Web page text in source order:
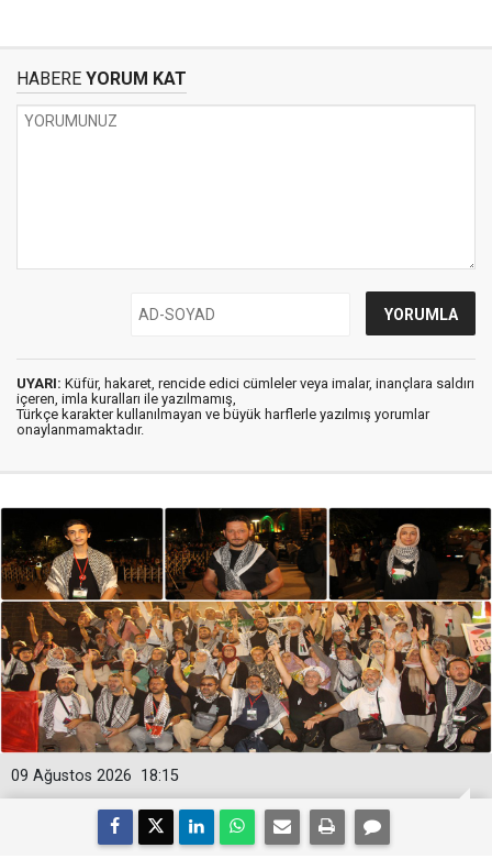
HABERE YORUM KAT
UYARI: Küfür, hakaret, rencide edici cümleler veya imalar, inançlara saldırı
içeren, imla kuralları ile yazılmamış,
Türkçe karakter kullanılmayan ve büyük harflerle yazılmış yorumlar
onaylanmamaktadır.
18:15
09 Ağustos 2026